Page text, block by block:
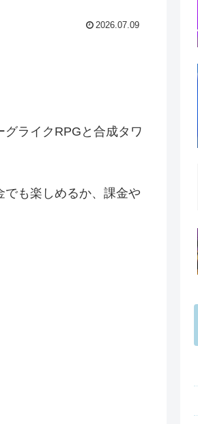
2026.07.09
ライクRPGと合成タワ
も楽しめるか、課金や